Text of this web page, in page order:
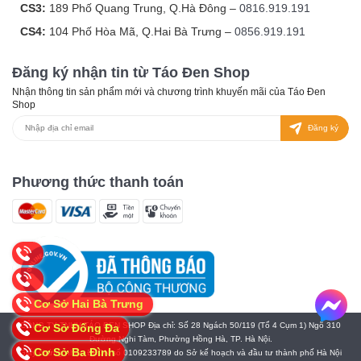
CS3: 189 Phố Quang Trung, Q.Hà Đông – 0816.919.191
CS4: 104 Phố Hòa Mã, Q.Hai Bà Trưng – 0856.919.191
Đăng ký nhận tin từ Táo Đen Shop
Nhận thông tin sản phẩm mới và chương trình khuyến mãi của Táo Đen
Shop
Đăng ký
Phương thức thanh toán
CÔNG TY TNHH TÁO ĐEN SHOP Địa chỉ: Số 28 Ngách 50/119 (Tổ 4 Cụm 1) Ngõ 310
Đường Nghi Tàm, Phường Hồng Hà, TP. Hà Nội.
Giấy chứng nhận ĐKDN số 0109233789 do Sở kế hoạch và đầu tư thành phố Hà Nội
Cơ Sở Ba Đình
Cơ Sở Đống Đa
Cơ Sở Hai Bà Trưng